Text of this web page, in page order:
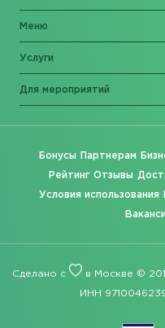
Меню
Услуги
Для мероприятий
Бонусы Партнерам
Рейтинг Отзывы
Условия использования
Сделано с в Москве ©
ИНН